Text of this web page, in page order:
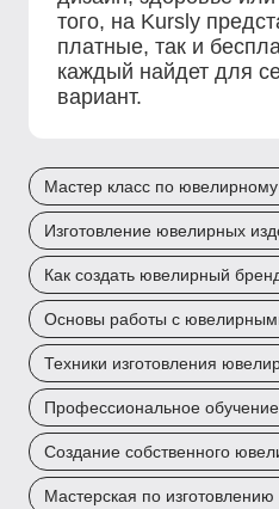
того, на Kursly
платные, так и
каждый найдет для
вариант.
Мастер класс по
Изготовление ювелирных
Как создать ювелирный
Основы работы с
Техники изготовления
Профессиональное
Создание собственного
Мастерская по